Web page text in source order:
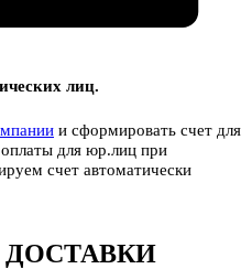
лиц.
и сформировать счет для
для юр.лиц при
счет автоматически